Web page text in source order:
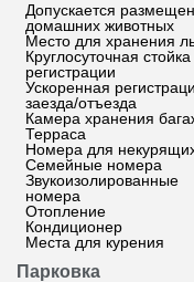
Допускается
домашних животных
Место для хранения
Круглосуточная стойка
регистрации
Ускоренная
заезда/отъезда
Камера хранения
Терраса
Номера для
Семейные номера
Звукоизолированные
номера
Отопление
Кондиционер
Места для курения
Парковка